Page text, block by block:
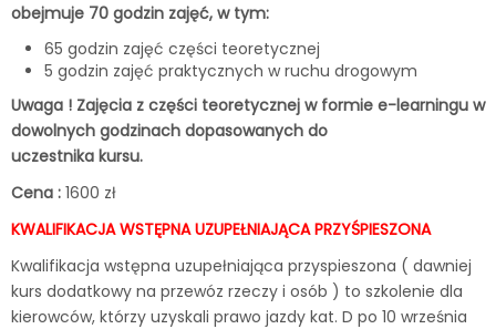
obejmuje 70 godzin zajęć, w tym:
65 godzin zajęć części teoretycznej
5 godzin zajęć praktycznych w ruchu drogowym
Uwaga ! Zajęcia z części teoretycznej w formie e-learningu w
dowolnych godzinach dopasowanych do
uczestnika kursu.
Cena : 1600 zł
KWALIFIKACJA WSTĘPNA UZUPEŁNIAJĄCA PRZYŚPIESZONA
Kwalifikacja wstępna uzupełniająca przyspieszona ( dawniej
kurs dodatkowy na przewóz rzeczy i osób ) to szkolenie dla
kierowców, którzy uzyskali prawo jazdy kat. D po 10 września